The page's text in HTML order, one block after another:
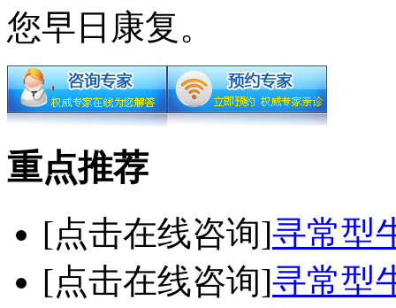
您早日康复。
重点推荐
[点击在线咨询]寻常型
[点击在线咨询]寻常型